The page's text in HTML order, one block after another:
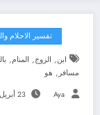
تفسير الاحلام
ابن, الزوج, المنام,
مسافر , هو
Aya 23 أبريل، 2025